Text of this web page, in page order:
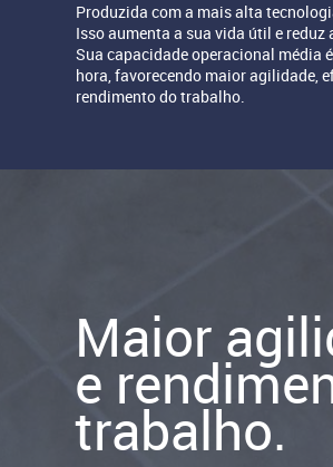
Produzida com a mais alta
Isso aumenta a sua vida útil e reduz
Sua capacidade operacional média
hora, favorecendo maior agilidade,
rendimento do trabalho.
Maior
e
trabalho.